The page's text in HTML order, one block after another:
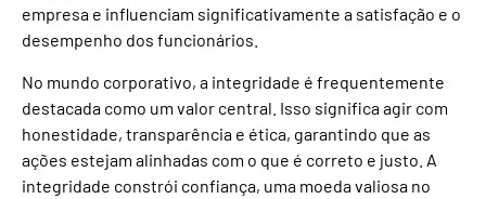
empresa e influenciam significativamente a satisfação e o
desempenho dos funcionários.
No mundo corporativo, a integridade é frequentemente
destacada como um valor central. Isso significa agir com
honestidade, transparência e ética, garantindo que as
ações estejam alinhadas com o que é correto e justo. A
integridade constrói confiança, uma moeda valiosa no